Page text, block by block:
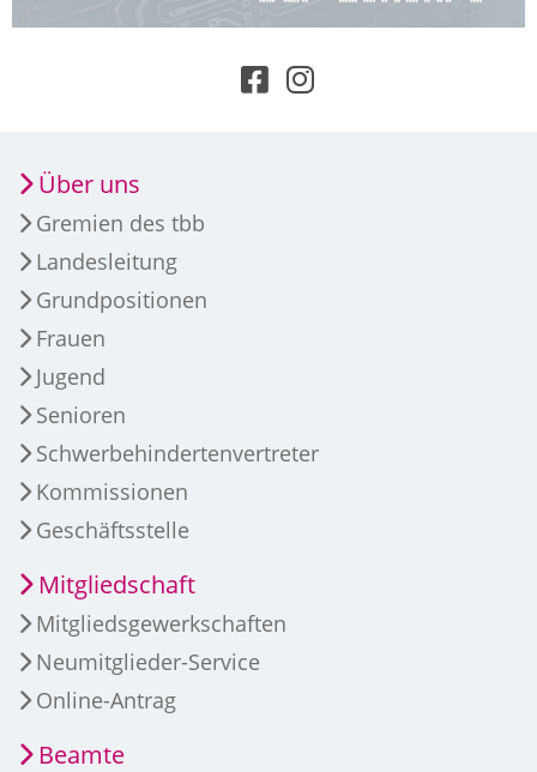
Über uns
Gremien des tbb
Landesleitung
Grundpositionen
Frauen
Jugend
Senioren
Schwerbehindertenvertreter
Kommissionen
Geschäftsstelle
Mitgliedschaft
Mitgliedsgewerkschaften
Neumitglieder-Service
Online-Antrag
Beamte